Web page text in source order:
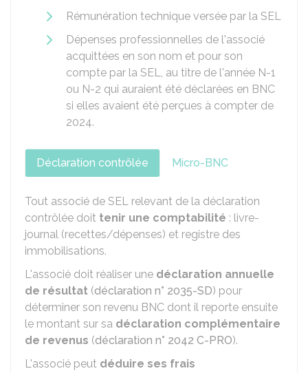
Rémunération technique versée par la SEL
Dépenses professionnelles de l'associé
acquittées en son nom et pour son
compte par la SEL, au titre de l'année N-1
ou N-2 qui auraient été déclarées en BNC
si elles avaient été perçues à compter de
2024.
Déclaration contrôlée Micro-BNC
Tout associé de SEL relevant de la déclaration
contrôlée doit tenir une comptabilité : livre-
journal (recettes/dépenses) et registre des
immobilisations.
L'associé doit réaliser une déclaration annuelle
de résultat (déclaration n° 2035-SD) pour
déterminer son revenu BNC dont il reporte ensuite
le montant sur sa déclaration complémentaire
de revenus (déclaration n° 2042 C-PRO).
L'associé peut déduire ses frais